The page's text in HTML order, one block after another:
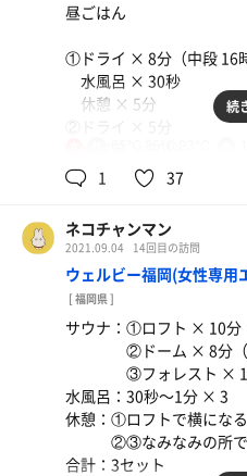
ださり、「もう外気浴い
外気浴、良すぎて星空が回
【セルフロウリュできる
どれをとっても素晴らしい
ン見。
2セット目はヒーターに向
遠い位置に座りましたが
が半端ない‼︎ストーブ近く
【水風呂・外気浴】
水風呂は女湯より少し広
お水綺麗だし、サウナ室
いいし、天拝の水風呂好
外気浴は景色も椅子も風
当に男性が羨ましい限り
昼ごはん
①ドライ × 8分（中段 16
水風呂 × 30秒
休憩 × 5分
休憩 × 5分
あかすり（40分コース）
①塩 × 8分
水風呂 × 30秒
休憩 × 5分
②メディテーション × 7分
水風呂 × 30秒
休憩 × 5分
③ドライ × 8分（中段 18
水風呂 × 30秒
休憩 × 5分
続
1 37
ネコチャンマン
2021.09.04 14回目の訪問
ウェルビー福岡(女性専
[ 福岡県 ]
サウナ：①ロフト × 10分
②ドーム × 8分（横
③フォレスト × 10分
水風呂：30秒〜1分 × 3
休憩：①ロフトで横にな
②③なみなみの所で
合計：3セット